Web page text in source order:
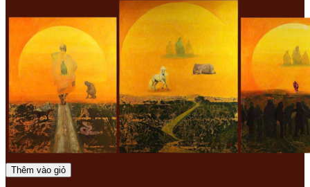
Thêm vào giỏ